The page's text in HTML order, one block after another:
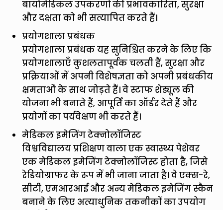
बायोमेडिकल उपकरणों की प्रभावकारिता, सुरक्षा
और दक्षता को भी सत्यापित करते हैं।
प्रयोगशाला प्रबंधक
प्रयोगशाला प्रबंधक यह सुनिश्चित करने के लिए कि
प्रयोगशालाएँ कुशलतापूर्वक चलती हैं, सुरक्षा और
प्रक्रियाओं में अपनी विशेषज्ञता को अपनी प्रबंधकीय
क्षमताओं के साथ जोड़ते हैं। वे स्टाफ शेड्यूल की
योजना भी बनाते हैं, आपूर्ति का ऑर्डर देते हैं और
प्रयोगों का पर्यवेक्षण भी करते हैं।
मेडिकल इमेजिंग टेक्नोलॉजिस्ट
विश्वविद्यालय प्रशिक्षण वाला एक स्वास्थ्य पेशेवर
एक मेडिकल इमेजिंग टेक्नोलॉजिस्ट होता है, जिसे
रेडियोग्राफर के रूप में भी जाना जाता है। वे एक्स-रे,
सीटी, एमआरआई और अन्य मेडिकल इमेजिंग स्कैन
बनाने के लिए अत्याधुनिक तकनीकों का उपयोग